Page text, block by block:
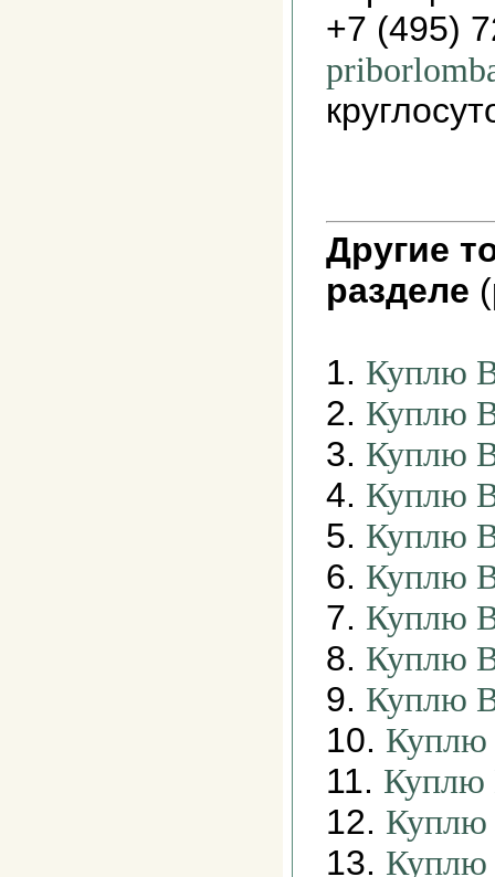
+7 (495)
Другие
разделе
1. Куплю
2. Куплю
3. Куплю
4. Куплю
5. Куплю
6. Куплю
7. Куплю
8. Куплю
9. Куплю
10. Куплю
11. Куплю
12. Куплю
13. Куплю